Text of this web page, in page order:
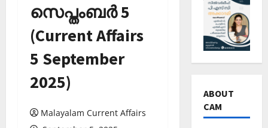
സെപ്തംബര്‍ 5
(Current Affairs
5 September
2025)
Malayalam Current Affairs
ABOUT
CAM